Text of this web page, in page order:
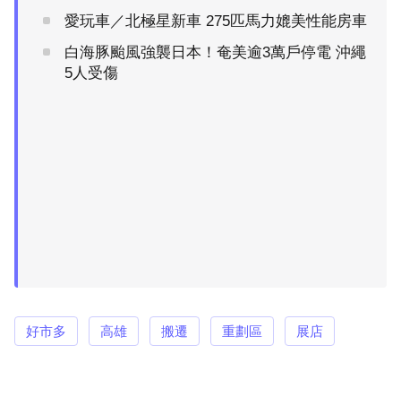
愛玩車／北極星新車 275匹馬力媲美性能房車
白海豚颱風強襲日本！奄美逾3萬戶停電 沖繩
5人受傷
好市多 高雄 搬遷 重劃區 展店